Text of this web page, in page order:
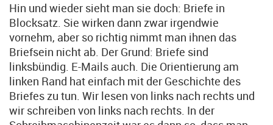
Hin und wieder sieht man sie doch: Briefe in
Blocksatz. Sie wirken dann zwar irgendwie
vornehm, aber so richtig nimmt man ihnen das
Briefsein nicht ab. Der Grund: Briefe sind
linksbündig. E-Mails auch. Die Orientierung am
linken Rand hat einfach mit der Geschichte des
Briefes zu tun. Wir lesen von links nach rechts und
wir schreiben von links nach rechts. In der